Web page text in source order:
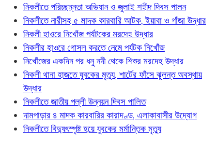
নিকলীতে পরিচ্ছন্নতা অভিযান ও জুলাই শহীদ দিবস পালন
নিকলীতে নারীসহ ৫ মাদক কারবারি আটক, ইয়াবা ও গাঁজা উদ্ধার
নিকলী হাওরে নিখোঁজ পর্যটকের মরদেহ উদ্ধার
নিকলীর হাওরে গোসল করতে নেমে পর্যটক নিখোঁজ
নিখোঁজের একদিন পর ধনু নদী থেকে শিশুর মরদেহ উদ্ধার
নিকলী থানা হাজতে যুবকের মৃত্যু, শার্টের ফাঁসে ঝুলন্ত অবস্থায়
উদ্ধার
নিকলীতে জাতীয় পল্লী উন্নয়ন দিবস পালিত
দামপাড়ার ৪ মাদক কারবারির কারাদণ্ড, এলাকাবাসীর উদ্যোগ
নিকলীতে বিদ্যুৎস্পৃষ্ট হয়ে যুবকের মর্মান্তিক মৃত্যু